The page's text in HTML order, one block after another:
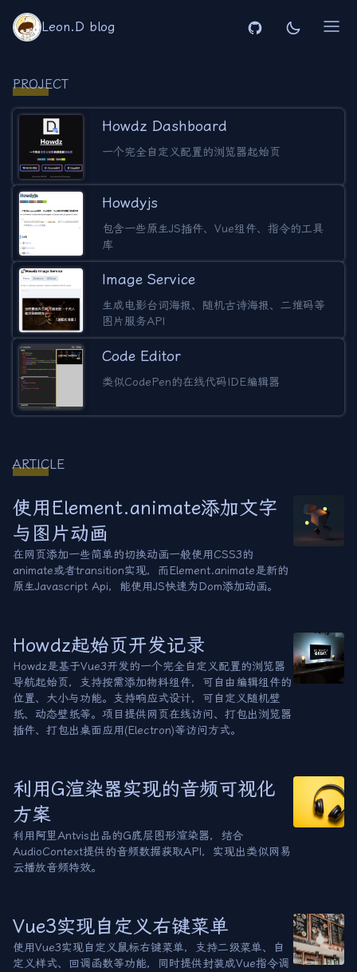
Leon.D blog
PROJECT
Howdz Dashboard
一个完全自定义配置的浏览器起始页
Howdyjs
包含一些原生JS插件、Vue组件、指令的工具
库
Image Service
生成电影台词海报、随机古诗海报、二维码等
图片服务API
Code Editor
类似CodePen的在线代码IDE编辑器
ARTICLE
使用Element.animate添加文字
与图片动画
在网页添加一些简单的切换动画一般使用CSS3的
animate或者transition实现，而Element.animate是新的
原生Javascript Api，能使用JS快速为Dom添加动画。
Howdz起始页开发记录
Howdz是基于Vue3开发的一个完全自定义配置的浏览器
导航起始页，支持按需添加物料组件，可自由编辑组件的
位置、大小与功能。支持响应式设计，可自定义随机壁
纸、动态壁纸等。项目提供网页在线访问、打包出浏览器
插件、打包出桌面应用(Electron)等访问方式。
利用G渲染器实现的音频可视化
方案
利用阿里Antvis出品的G底层图形渲染器，结合
AudioContext提供的音频数据获取API，实现出类似网易
云播放音频特效。
Vue3实现自定义右键菜单
使用Vue3实现自定义鼠标右键菜单，支持二级菜单、自
定义样式、回调函数等功能，同时提供封装成Vue指令调